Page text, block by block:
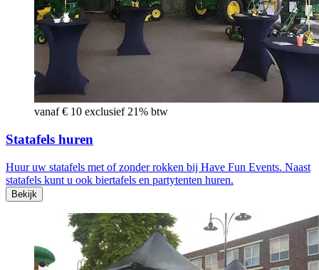
vanaf € 10 exclusief 21% btw
Statafels huren
Huur uw statafels met of zonder rokken bij Have Fun Events. Naast
statafels kunt u ook biertafels en partytenten huren.
Bekijk